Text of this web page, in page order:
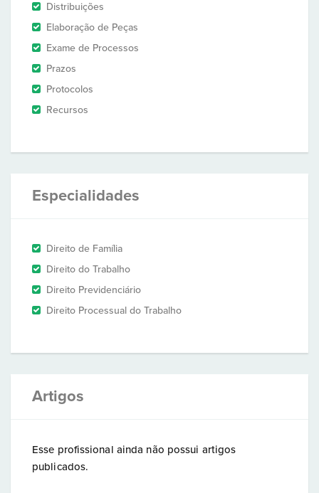
Distribuições
Elaboração de Peças
Exame de Processos
Prazos
Protocolos
Recursos
Especialidades
Direito de Família
Direito do Trabalho
Direito Previdenciário
Direito Processual do Trabalho
Artigos
Esse profissional ainda não possui artigos
publicados.